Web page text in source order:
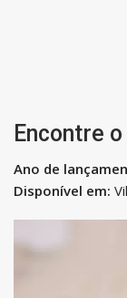
Encontre
Ano de
Disponível em: